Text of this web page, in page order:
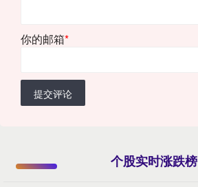
你的邮箱*
提交评论
个股实时涨跌榜